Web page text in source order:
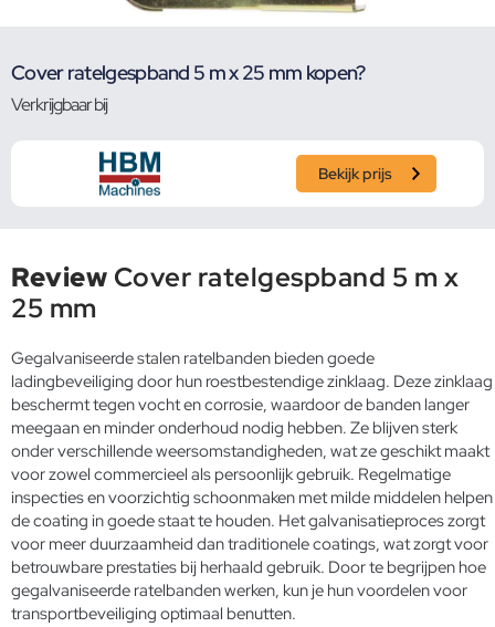
Cover ratelgespband 5 m x 25 mm kopen?
Verkrijgbaar bij
Bekijk prijs
Review Cover ratelgespband 5 m x
25 mm
Gegalvaniseerde stalen ratelbanden bieden goede
ladingbeveiliging door hun roestbestendige zinklaag. Deze zinklaag
beschermt tegen vocht en corrosie, waardoor de banden langer
meegaan en minder onderhoud nodig hebben. Ze blijven sterk
onder verschillende weersomstandigheden, wat ze geschikt maakt
voor zowel commercieel als persoonlijk gebruik. Regelmatige
inspecties en voorzichtig schoonmaken met milde middelen helpen
de coating in goede staat te houden. Het galvanisatieproces zorgt
voor meer duurzaamheid dan traditionele coatings, wat zorgt voor
betrouwbare prestaties bij herhaald gebruik. Door te begrijpen hoe
gegalvaniseerde ratelbanden werken, kun je hun voordelen voor
transportbeveiliging optimaal benutten.